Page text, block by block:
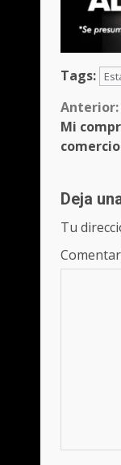
Tags:
Sigue
Anterior:
Mi
Deja
Tu